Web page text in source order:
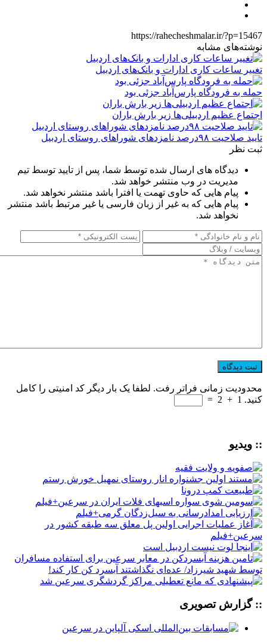
https://rahecheshmalar.ir/?p=15467
نوشته‌های مشابه
تغییر ساعات کاری ادارات و بانک‌های اردبیل
حمله به فرودگاه پارس‌‌آباد جزئی بود
اجتماع عظیم اردبیلی‌ها زیر بارش باران
تایید صلاحیت ۹۸درصد نامزدهای شوراهای روستای اردبیل
ثبت نظر
دیدگاه های ارسال شده توسط شما، پس از تایید توسط تیم
مدیریت در وب منتشر خواهد شد.
پیام هایی که حاوی تهمت یا افترا باشد منتشر نخواهد شد.
پیام هایی که به غیر از زبان فارسی یا غیر مرتبط باشد منتشر
نخواهد شد.
محدودیت زمانی فراتر رفت. لطفا یک بار دیگر کد امنیتی را کامل
کنید. 1
+
2
=
:: ویدیو
:: گزارش تصویری